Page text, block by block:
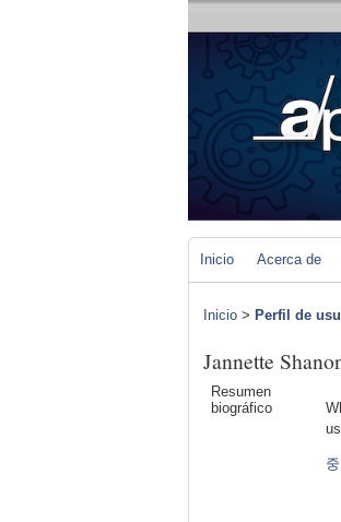
Inicio Acerca de
Inicio > Perfil de
Jannette
Resumen
biográfico